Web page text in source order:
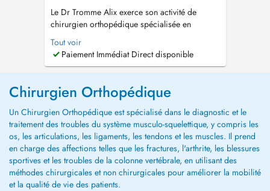
Le Dr Tromme Alix exerce son activité de
chirurgien orthopédique spécialisée en
chirurgie du rachis ou de la colonne vertébrale
(NUQUE ET DOS) à l'hôpital du CHEM depuis
février 2018, au sein de l'équipe de la clinique
à Pétange du lundi au jeudi de 8...
Tout voir
Paiement Immédiat Direct disponible
Chirurgien Orthopédique
Un Chirurgien Orthopédique est spécialisé dans le diagnostic et le
traitement des troubles du système musculo-squelettique, y compris les
os, les articulations, les ligaments, les tendons et les muscles. Il prend
en charge des affections telles que les fractures, l'arthrite, les blessures
sportives et les troubles de la colonne vertébrale, en utilisant des
méthodes chirurgicales et non chirurgicales pour améliorer la mobilité
et la qualité de vie des patients.